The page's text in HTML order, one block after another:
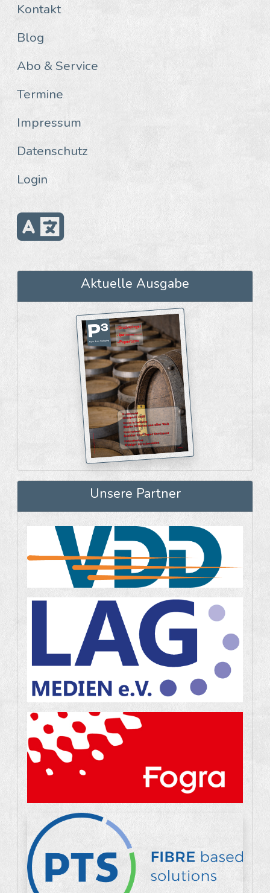
Kontakt
Blog
Abo & Service
Termine
Impressum
Datenschutz
Login
Aktuelle Ausgabe
Unsere Partner